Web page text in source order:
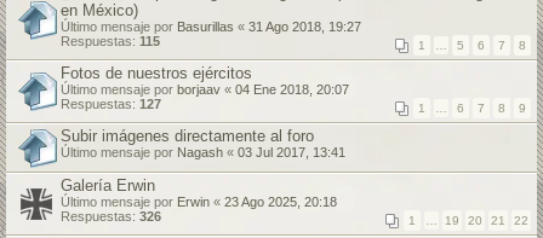
en México)
Último mensaje por Basurillas « 31 Ago 2018, 19:27
Respuestas: 115 1 5 6 7 8
Fotos de nuestros ejércitos
Último mensaje por borjaav « 04 Ene 2018, 20:07
Respuestas: 127 1 6 7 8 9
Subir imágenes directamente al foro
Último mensaje por Nagash « 03 Jul 2017, 13:41
Galería Erwin
Último mensaje por Erwin « 23 Ago 2025, 20:18
Respuestas: 326 1 19 20 21 22